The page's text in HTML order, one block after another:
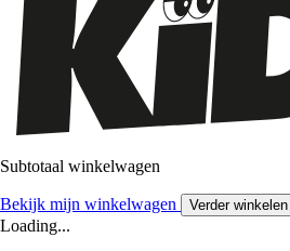
Subtotaal winkelwagen
Bekijk mijn winkelwagen Verder winkelen
Loading...